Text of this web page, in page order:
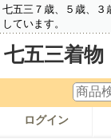
七五三７歳、５歳、３
しています。
七五三着物
ログイン